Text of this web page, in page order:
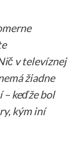
v televíznej
žiadne
keďže bol
kým iní